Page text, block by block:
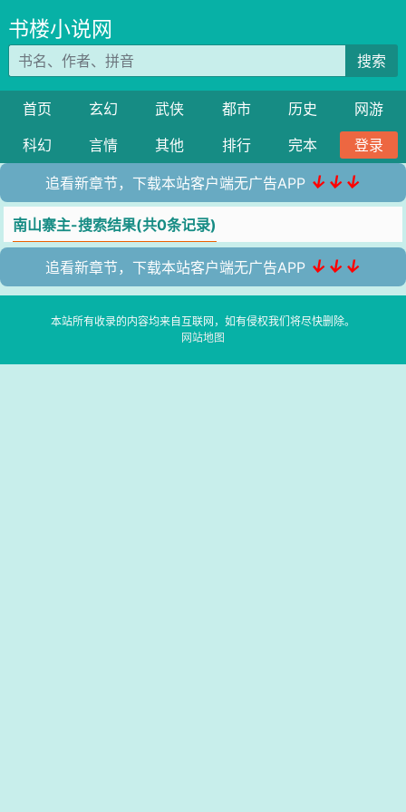
书楼小说网
搜索
首页 玄幻 武侠 都市 历史
网游
科幻
言情 其他 排行 完本 登录
追看新章节，下载本站客户端无广告APP ↓↓↓
南山寨主-搜索结果(共0条记录)
追看新章节，下载本站客户端无广告APP ↓↓↓
本站所有收录的内容均来自互联网，如有侵权我们将尽快删除。
网站地图